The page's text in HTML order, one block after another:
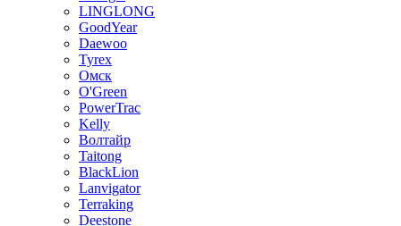
LINGLONG
GoodYear
Daewoo
Tyrex
Омск
O'Green
PowerTrac
Kelly
Волтайр
Taitong
BlackLion
Lanvigator
Terraking
Deestone